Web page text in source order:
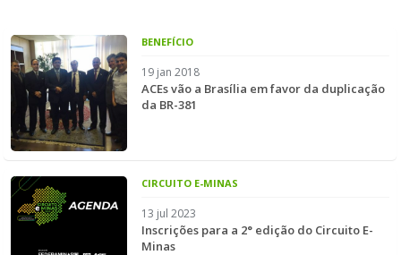
BENEFÍCIO
19 jan 2018
ACEs vão a Brasília em favor da duplicação
da BR-381
CIRCUITO E-MINAS
13 jul 2023
Inscrições para a 2° edição do Circuito E-
Minas